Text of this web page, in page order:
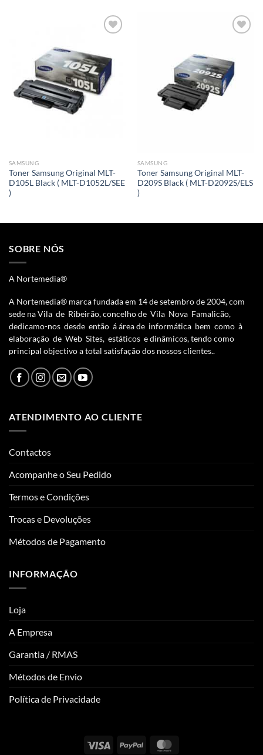
desejos
SAMSUNG
Toner Samsung Original MLT-
D105L Black ( MLT-D1052L/SEE
)
desejos
SAMSUNG
Toner Samsung Original MLT-
D209S Black ( MLT-D2092S/ELS
)
SOBRE NÓS
A Nortemedia®
A Nortemedia® marca fundada em 14 de setembro de 2004, com
sede na Vila de Ribeirão, concelho de Vila Nova Famalicão,
dedicamo-nos desde então á área de informática bem como à
elaboração de Web Sites, estáticos e dinâmicos, tendo como
principal objectivo a total satisfação dos nossos clientes..
ATENDIMENTO AO CLIENTE
Contactos
Acompanhe o Seu Pedido
Termos e Condições
Trocas e Devoluções
Métodos de Pagamento
INFORMAÇÃO
Loja
A Empresa
Garantia / RMAS
Métodos de Envio
Política de Privacidade